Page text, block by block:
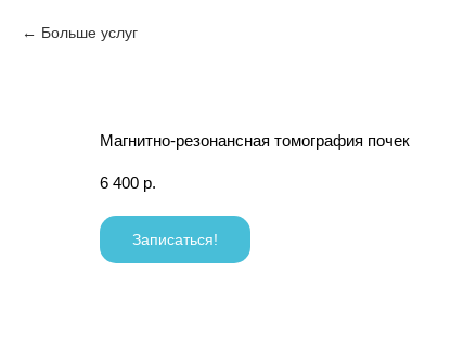
Больше услуг
Магнитно-резонансная томография почек
6 400 р.
Записаться!